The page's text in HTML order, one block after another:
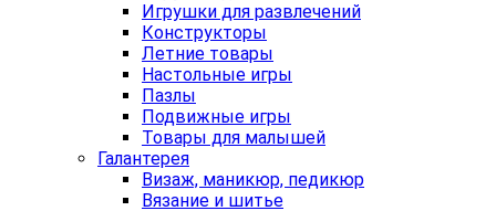
Игрушки для развлечений
Конструкторы
Летние товары
Настольные игры
Пазлы
Подвижные игры
Товары для малышей
Галантерея
Визаж, маникюр, педикюр
Вязание и шитье